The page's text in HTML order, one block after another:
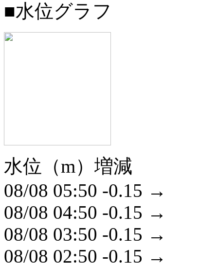
■水位グラフ
水位（m）増減
08/08 05:50 -0.15 →
08/08 04:50 -0.15 →
08/08 03:50 -0.15 →
08/08 02:50 -0.15 →